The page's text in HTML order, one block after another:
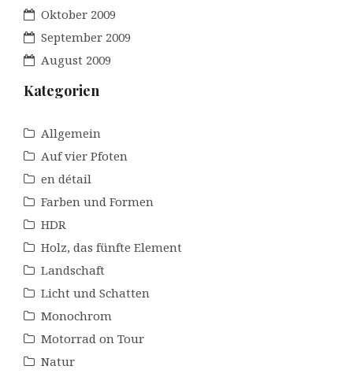
Oktober 2009
September 2009
August 2009
Kategorien
Allgemein
Auf vier Pfoten
en détail
Farben und Formen
HDR
Holz, das fünfte Element
Landschaft
Licht und Schatten
Monochrom
Motorrad on Tour
Natur